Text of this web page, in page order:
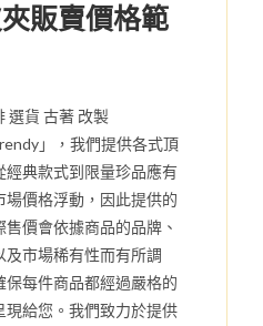
販賣價格範
選貨 古著 改製
」，我們提供各式頂
經典款式到限量珍品應有
價格浮動，因此提供的
價會依據商品的品牌、
市場稀有性而有所調
每件商品都經過嚴格的
給您。我們致力於提供